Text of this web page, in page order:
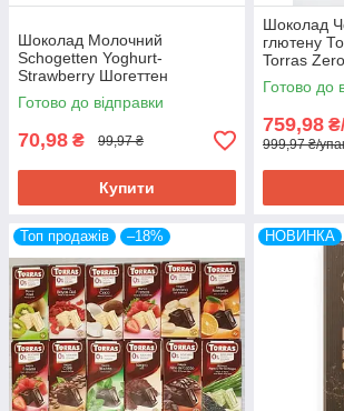
Шоколад Молочний
Schogetten Yoghurt-
Strawberry Шогеттен
Альпійський Полуничний
Йогурт 116,6 г Німеччина
Готово до відправки
70,98 ₴ 99,97 ₴
Купити
Шоколад
глютену
Torras
150 г
Готово до
759,98
999,97 ₴/
Топ продажів –18% НОВИНКА